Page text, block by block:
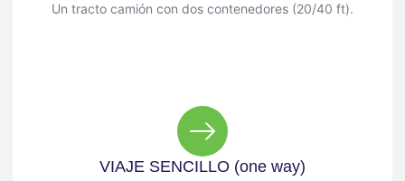
Un tracto camión con dos contenedores (20/40 ft).
VIAJE SENCILLO (one way)